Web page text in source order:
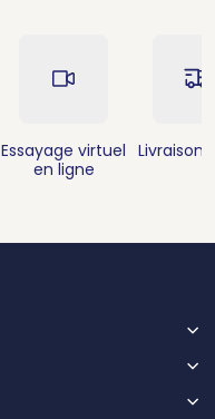
Essayage virtuel
en ligne
Livraison